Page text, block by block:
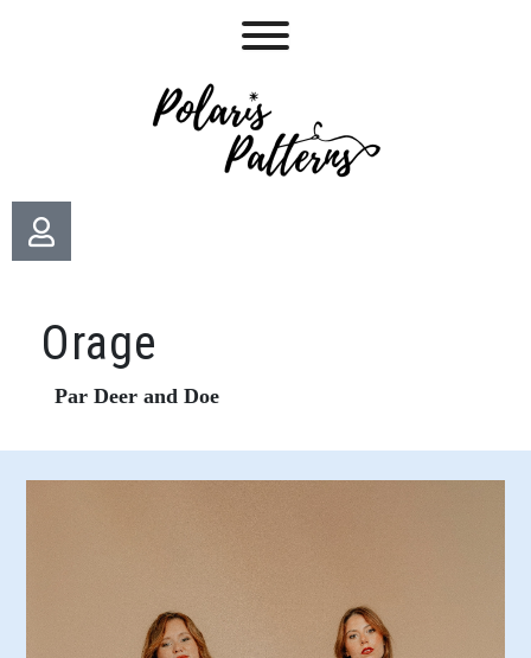
Orage
Par Deer and Doe